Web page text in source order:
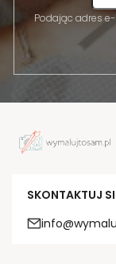
Podając adres
SKONTAKTUJ